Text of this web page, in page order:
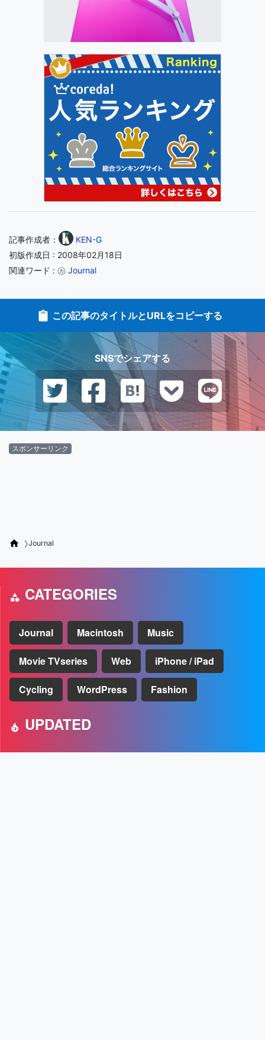
記事作成者：
KEN-G
初版作成日 : 2008年02月18日
関連ワード : ㋕ Journal
この記事のタイトルとURLをコピーする
SNSでシェアする
スポンサーリンク
Journal
CATEGORIES
Journal Macintosh Music
Movie TVseries Web iPhone / iPad
Cycling WordPress Fashion
UPDATED